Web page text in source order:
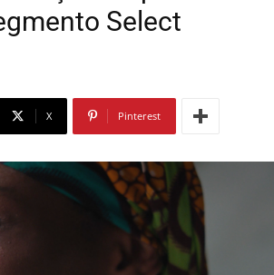
Select
X Pinterest